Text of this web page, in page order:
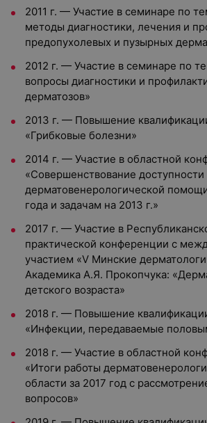
2011 г. — Участие в семинаре по
методы диагностики, лечения и
предопухолевых и пузырных
2012 г. — Участие в семинаре по
вопросы диагностики и
дерматозов»
2013 г. — Повышение
«Грибковые болезни»
2014 г. — Участие в областной
«Совершенствование доступности
дерматовенерологической
года и задачам на 2013 г.»
2017 г. — Участие в
практической конференции с
участием «V Минские
Академика А.Я. Прокопчука:
детского возраста»
2018 г. — Повышение
«Инфекции, передаваемые
2018 г. — Участие в областной
«Итоги работы
области за 2017 год с
вопросов»